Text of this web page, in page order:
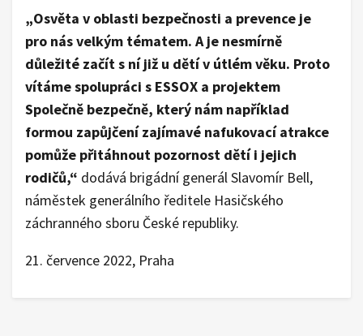
„Osvěta v oblasti bezpečnosti a prevence je
pro nás velkým tématem. A je nesmírně
důležité začít s ní již u dětí v útlém věku. Proto
vítáme spolupráci s ESSOX a projektem
Společně bezpečně, který nám například
formou zapůjčení zajímavé nafukovací atrakce
pomůže přitáhnout pozornost dětí i jejich
rodičů,“ dodává brigádní generál Slavomír Bell,
náměstek generálního ředitele Hasičského
záchranného sboru České republiky.
21. července 2022, Praha